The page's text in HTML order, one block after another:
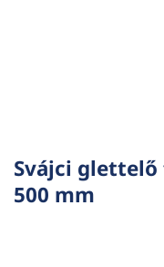
Svájci
500 mm